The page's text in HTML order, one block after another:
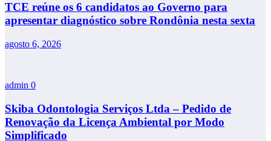
TCE reúne os 6 candidatos ao Governo para
apresentar diagnóstico sobre Rondônia nesta sexta
agosto 6, 2026
admin 0
Skiba Odontologia Serviços Ltda – Pedido de
Renovação da Licença Ambiental por Modo
Simplificado